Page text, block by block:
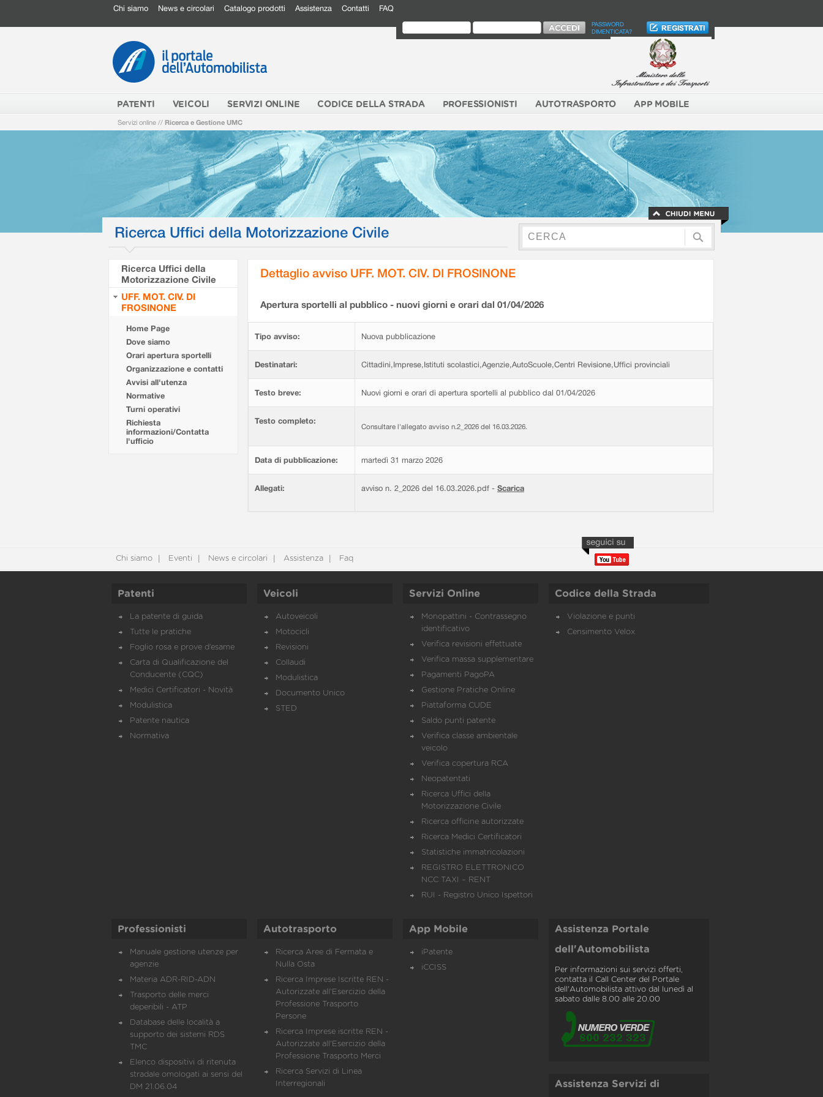
Chi siamo News e circolari Catalogo prodotti Assistenza Contatti FAQ
PASSWORD
DIMENTICATA?
PATENTI VEICOLI SERVIZI ONLINE CODICE DELLA STRADA PROFESSIONISTI AUTOTRASPORTO APP MOBILE
Servizi online // Ricerca e Gestione UMC
Ricerca Uffici della Motorizzazione Civile
Ricerca Uffici della
Motorizzazione Civile
UFF. MOT. CIV. DI
FROSINONE
Home Page
Dove siamo
Orari apertura sportelli
Organizzazione e contatti
Avvisi all'utenza
Normative
Turni operativi
Richiesta
informazioni/Contatta
l'ufficio
Dettaglio avviso UFF. MOT. CIV. DI FROSINONE
Apertura sportelli al pubblico - nuovi giorni e orari dal 01/04/2026
Tipo avviso: Nuova pubblicazione
Destinatari: Cittadini,Imprese,Istituti scolastici,Agenzie,AutoScuole,Centri Revisione,Uffici provinciali
Testo breve: Nuovi giorni e orari di apertura sportelli al pubblico dal 01/04/2026
Testo completo:
Consultare l'allegato avviso n.2_2026 del 16.03.2026.
Data di pubblicazione: martedì 31 marzo 2026
Allegati: avviso n. 2_2026 del 16.03.2026.pdf - Scarica
Chi siamo Eventi News e circolari Assistenza Faq
Patenti
La patente di guida
Tutte le pratiche
Foglio rosa e prove d’esame
Carta di Qualificazione del
Conducente (CQC)
Medici Certificatori - Novità
Modulistica
Patente nautica
Normativa
Veicoli
Autoveicoli
Motocicli
Revisioni
Collaudi
Modulistica
Documento Unico
STED
Servizi Online
Monopattini - Contrassegno
identificativo
Verifica revisioni effettuate
Verifica massa supplementare
Pagamenti PagoPA
Gestione Pratiche Online
Piattaforma CUDE
Saldo punti patente
Verifica classe ambientale
veicolo
Verifica copertura RCA
Neopatentati
Ricerca Uffici della
Motorizzazione Civile
Ricerca officine autorizzate
Ricerca Medici Certificatori
Statistiche immatricolazioni
REGISTRO ELETTRONICO
NCC TAXI – RENT
RUI - Registro Unico Ispettori
Codice della Strada
Violazione e punti
Censimento Velox
Professionisti
Manuale gestione utenze per
agenzie
Materia ADR-RID-ADN
Trasporto delle merci
deperibili - ATP
Database delle località a
supporto dei sistemi RDS
TMC
Elenco dispositivi di ritenuta
stradale omologati ai sensi del
DM 21.06.04
Autotrasporto
Ricerca Aree di Fermata e
Nulla Osta
Ricerca Imprese Iscritte REN -
Autorizzate all'Esercizio della
Professione Trasporto
Persone
Ricerca Imprese iscritte REN -
Autorizzate all'Esercizio della
Professione Trasporto Merci
Ricerca Servizi di Linea
Interregionali
App Mobile
iPatente
iCCISS
Assistenza Portale
dell'Automobilista
Per informazioni sui servizi offerti,
contatta il Call Center del Portale
dell'Automobilista attivo dal lunedì al
sabato dalle 8.00 alle 20.00
Assistenza Servizi di